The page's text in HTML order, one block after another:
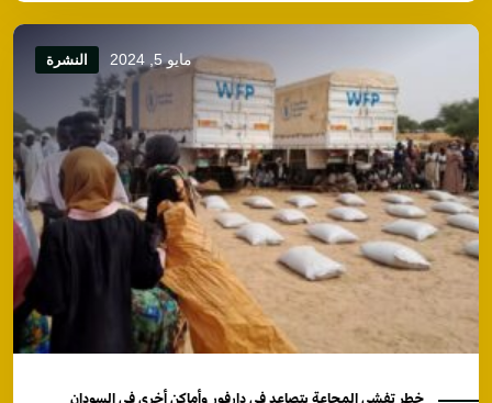
مايو 5, 2024 النشرة
خطر تفشي المجاعة يتصاعد في دارفور وأماكن أخري في السودان